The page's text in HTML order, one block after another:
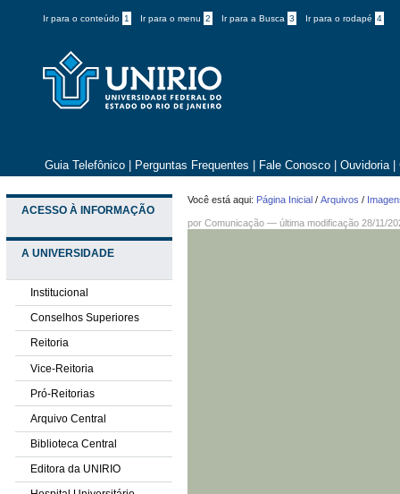
Ir para o conteúdo 1 Ir para o menu 2 Ir para a Busca 3 Ir para o rodapé 4
Guia Telefônico Perguntas Frequentes Fale Conosco Ouvidoria
ACESSO À INFORMAÇÃO
A UNIVERSIDADE
Institucional
Conselhos Superiores
Reitoria
Vice-Reitoria
Pró-Reitorias
Arquivo Central
Biblioteca Central
Editora da UNIRIO
Você está aqui: Página Inicial /Arquivos /
porComunicação —última modificação 28/11/